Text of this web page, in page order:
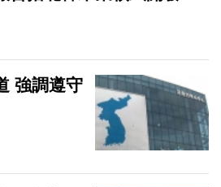
強調遵守